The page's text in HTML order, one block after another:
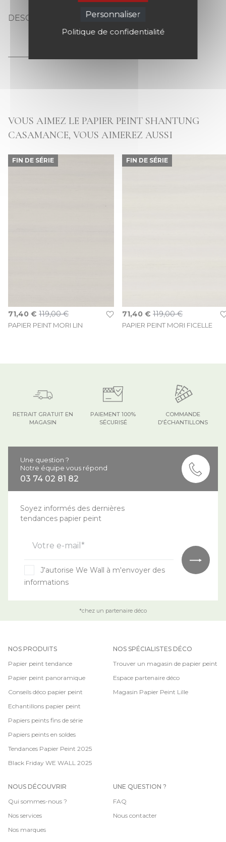
DESCRIPTION
SHANTUNG
VOUS AIMEZ LE PAPIER PEINT SHANTUNG
CASAMANCE, VOUS AIMEREZ AUSSI
FIN DE SÉRIE
PAPIER PEINT MORI LIN
Prix Spécial
71,40 € 119,00 €
FIN DE SÉRIE
PAPIER PEINT MORI FICELLE
Prix Spécial
71,40 € 119,00 €
COMMANDE
D'ÉCHANTILLONS
PAIEMENT 100%
SÉCURISÉ
RETRAIT GRATUIT EN
MAGASIN
Une question ?
Notre équipe vous répond
03 74 02 81 82
Soyez informés des dernières
tendances papier peint
Votre e-mail*
J'autorise We Wall à m'envoyer des
informations
*chez un partenaire déco
NOS PRODUITS
Papier peint tendance
Papier peint panoramique
Conseils déco papier peint
Echantillons papier peint
Papiers peints fins de série
Papiers peints en soldes
Tendances Papier Peint 2025
Black Friday WE WALL 2025
NOS SPÉCIALISTES DÉCO
Trouver un magasin de papier peint
Espace partenaire déco
Magasin Papier Peint Lille
NOUS DÉCOUVRIR
Qui sommes-nous ?
Nos services
Nos marques
UNE QUESTION ?
FAQ
Nous contacter
Personnaliser
Politique de confidentialité